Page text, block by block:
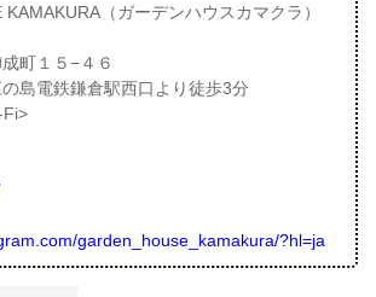
（ガーデンハウスカマクラ）
町１５−４６
島電鉄鎌倉駅西口より徒歩3分
Fi>
garden_house_kamakura/?hl=ja